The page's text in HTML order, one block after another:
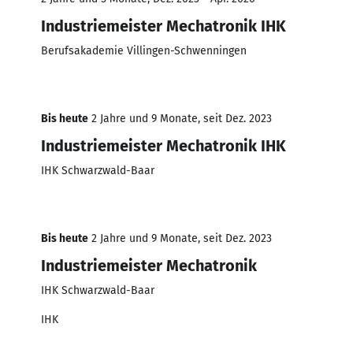
Industriemeister Mechatronik IHK
Berufsakademie Villingen-Schwenningen
Bis heute 2 Jahre und 9 Monate, seit Dez. 2023
Industriemeister Mechatronik IHK
IHK Schwarzwald-Baar
Bis heute 2 Jahre und 9 Monate, seit Dez. 2023
Industriemeister Mechatronik
IHK Schwarzwald-Baar
IHK